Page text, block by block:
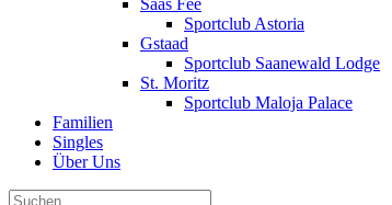
Saas Fee
Sportclub Astoria
Gstaad
Sportclub Saanewald Lodge
St. Moritz
Sportclub Maloja Palace
Familien
Singles
Über Uns